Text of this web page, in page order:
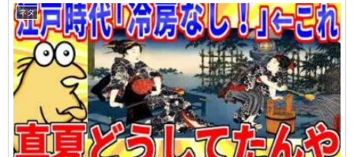
ネタ